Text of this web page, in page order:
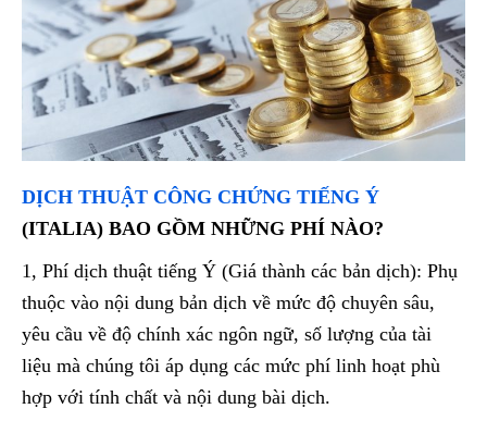
DỊCH THUẬT CÔNG CHỨNG TIẾNG Ý
(ITALIA) BAO GỒM NHỮNG PHÍ NÀO?
1, Phí dịch thuật tiếng Ý (Giá thành các bản dịch): Phụ
thuộc vào nội dung bản dịch về mức độ chuyên sâu,
yêu cầu về độ chính xác ngôn ngữ, số lượng của tài
liệu mà chúng tôi áp dụng các mức phí linh hoạt phù
hợp với tính chất và nội dung bài dịch.